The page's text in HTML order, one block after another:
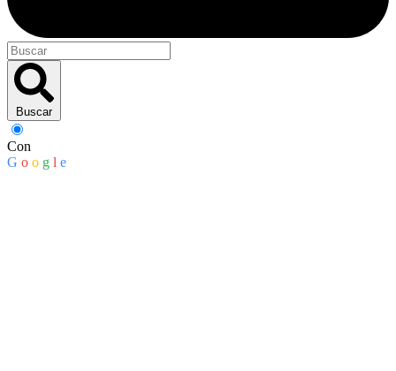
Buscar
Con
G o o g l e